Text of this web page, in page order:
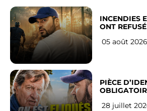
INCENDIES
ONT
05 août 2026
PIÈCE
Français
28 juillet